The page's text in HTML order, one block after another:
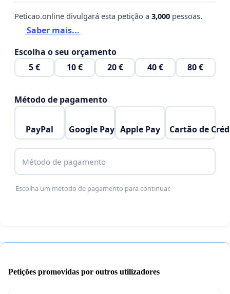
Peticao.online divulgará esta petição a 3,000 pessoas.
Saber mais...
Escolha o seu orçamento
5 €
10 € 20 € 40 € 80 €
Método de pagamento
PayPal Google Pay Apple Pay Cartão de
Método de pagamento
Escolha um método de pagamento para continuar.
Petições promovidas por outros utilizadores